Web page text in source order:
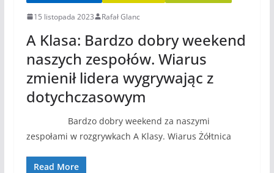
15 listopada 2023 Rafał Glanc
A Klasa: Bardzo dobry weekend
naszych zespołów. Wiarus
zmienił lidera wygrywając z
dotychczasowym
Bardzo dobry weekend za naszymi
zespołami w rozgrywkach A Klasy. Wiarus Żółtnica
Read More